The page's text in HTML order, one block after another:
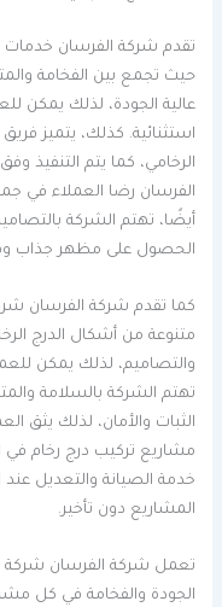
تقدم شركة الفرسان خدمات
حيث تجمع بين الفخامة
عالية الجودة، لذلك يمكن
استثنائية. كذلك، يتميز
الرخامي، كما يتم التنفيذ
الفرسان رضا العملاء في
أيضًا، تهتم الشركة
الحصول على مظهر جذاب
كما تقدم شركة الفرسان
متنوعة من أشكال الدرج
والتصاميم، لذلك يمكن
تهتم الشركة بالسلامة
الثبات والأمان، لذلك يثق
مشاريع تركيب درج رخام في
خدمة الصيانة والتعديل عند
المشاريع دون تأخير.
تعمل شركة الفرسان شركة
الجودة والفخامة في كل